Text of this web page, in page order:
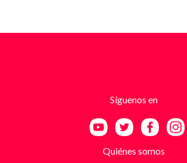
a las amenazas. Las exigencias
entre uno y cinco millones de pesos,
la supuesta “capacidad de pago” de
antiextorsión que se extendió por
Síguenos en
Quiénes somos